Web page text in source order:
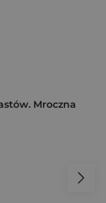
Mroczna